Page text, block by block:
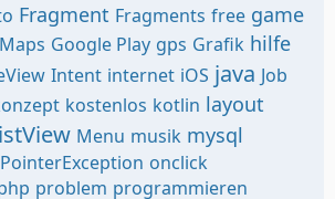
Fragment Fragments free game
Google Play gps Grafik hilfe
Intent internet iOS java Job
kostenlos kotlin layout
Menu musik mysql
onclick
problem programmieren